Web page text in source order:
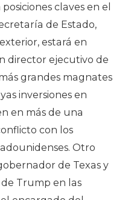
claves en el
de Estado,
estará en
director ejecutivo de
grandes magnates
inversiones en
en más de una
con los
Otro
de Texas y
Trump en las